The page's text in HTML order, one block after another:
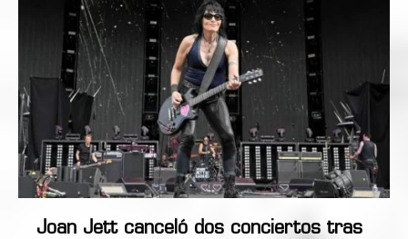
Joan Jett canceló dos conciertos tras